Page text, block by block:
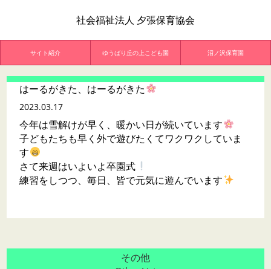
社会福祉法人 夕張保育協会
サイト紹介 ゆうばり丘の上こども園 沼ノ沢保育園
はーるがきた、はーるがきた
2023.03.17
今年は雪解けが早く、暖かい日が続いています
子どもたちも早く外で遊びたくてワクワクしていま
す
さて来週はいよいよ卒園式
練習をしつつ、毎日、皆で元気に遊んでいます
その他